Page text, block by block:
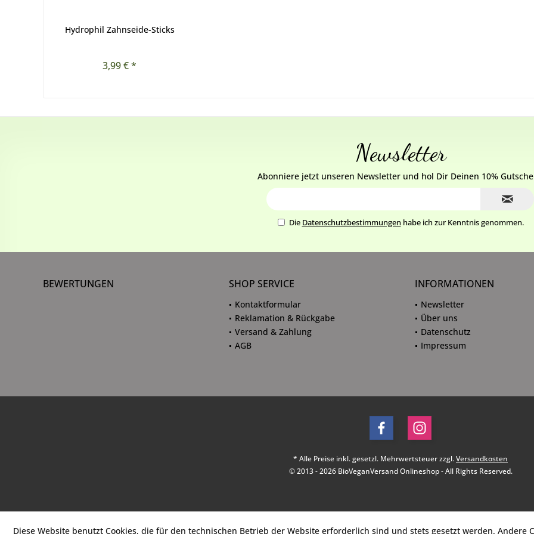
Hydrophil Zahnseide-Sticks
3,99 € *
Newsletter
Abonniere jetzt unseren Newsletter und hol Dir Deinen 10%
Die Datenschutzbestimmungen habe ich zur Kenntnis genommen.
BEWERTUNGEN SHOP SERVICE
Kontaktformular
Reklamation & Rückgabe
Versand & Zahlung
AGB
INFORMATIONEN
Newsletter
Über uns
Datenschutz
Impressum
* Alle Preise inkl. gesetzl. Mehrwertsteuer zzgl.Versandkosten
© 2013 - 2026 BioVeganVersand Onlineshop - All Rights Reserved.
Diese Website benutzt Cookies, die für den technischen Betrieb der Website erforderlich sind und stets gesetzt werden. Andere